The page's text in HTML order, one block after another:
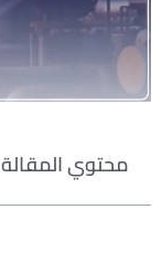
محتوي المقالة